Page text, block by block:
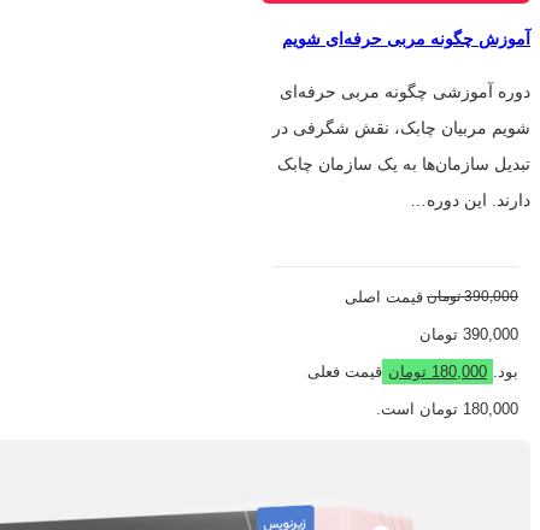
آموزش چگونه مربی حرفه‌ای شویم
دوره آموزشی چگونه مربی حرفه‌ای
شویم مربیان چابک، نقش شگرفی در
تبدیل سازمان‌ها به یک سازمان چابک
دارند. این دوره…
390,000 تومان قیمت اصلی
390,000 تومان
بود. 180,000 تومان قیمت فعلی
180,000 تومان است.